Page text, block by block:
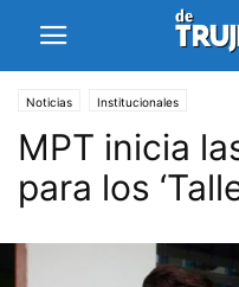
Noticias Institucionales
MPT inicia
para los